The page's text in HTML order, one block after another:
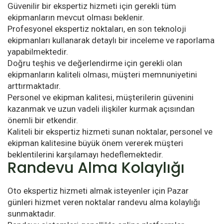
Güvenilir bir ekspertiz hizmeti için gerekli tüm
ekipmanların mevcut olması beklenir.
Profesyonel ekspertiz noktaları, en son teknoloji
ekipmanları kullanarak detaylı bir inceleme ve raporlama
yapabilmektedir.
Doğru teşhis ve değerlendirme için gerekli olan
ekipmanların kaliteli olması, müşteri memnuniyetini
arttırmaktadır.
Personel ve ekipman kalitesi, müşterilerin güvenini
kazanmak ve uzun vadeli ilişkiler kurmak açısından
önemli bir etkendir.
Kaliteli bir ekspertiz hizmeti sunan noktalar, personel ve
ekipman kalitesine büyük önem vererek müşteri
beklentilerini karşılamayı hedeflemektedir.
Randevu Alma Kolaylığı
Oto ekspertiz hizmeti almak isteyenler için Pazar
günleri hizmet veren noktalar randevu alma kolaylığı
sunmaktadır.